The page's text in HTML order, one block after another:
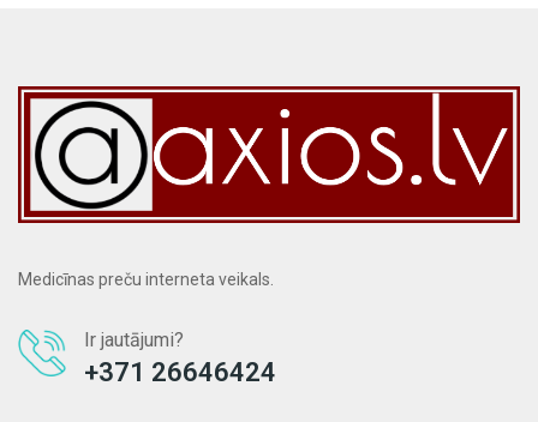
Medicīnas preču interneta veikals.
Ir jautājumi?
+371 26646424